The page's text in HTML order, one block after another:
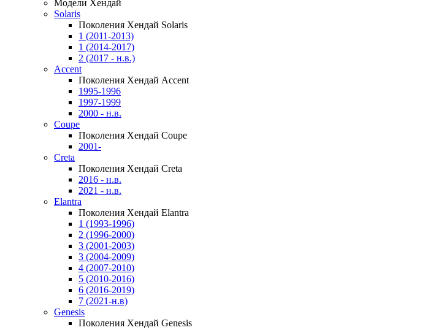
Модели Хендай
Solaris
Поколения Хендай Solaris
1 (2011-2013)
1 (2014-2017)
2 (2017 - н.в.)
Accent
Поколения Хендай Accent
1995-1996
1997-1999
2000 - н.в.
Coupe
Поколения Хендай Coupe
2001-
Creta
Поколения Хендай Creta
2016 - н.в.
2021 - н.в.
Elantra
Поколения Хендай Elantra
1 (1993-1996)
2 (1996-2000)
3 (2001-2003)
3 (2004-2009)
4 (2007-2010)
5 (2010-2016)
6 (2016-2019)
7 (2021-н.в)
Genesis
Поколения Хендай Genesis